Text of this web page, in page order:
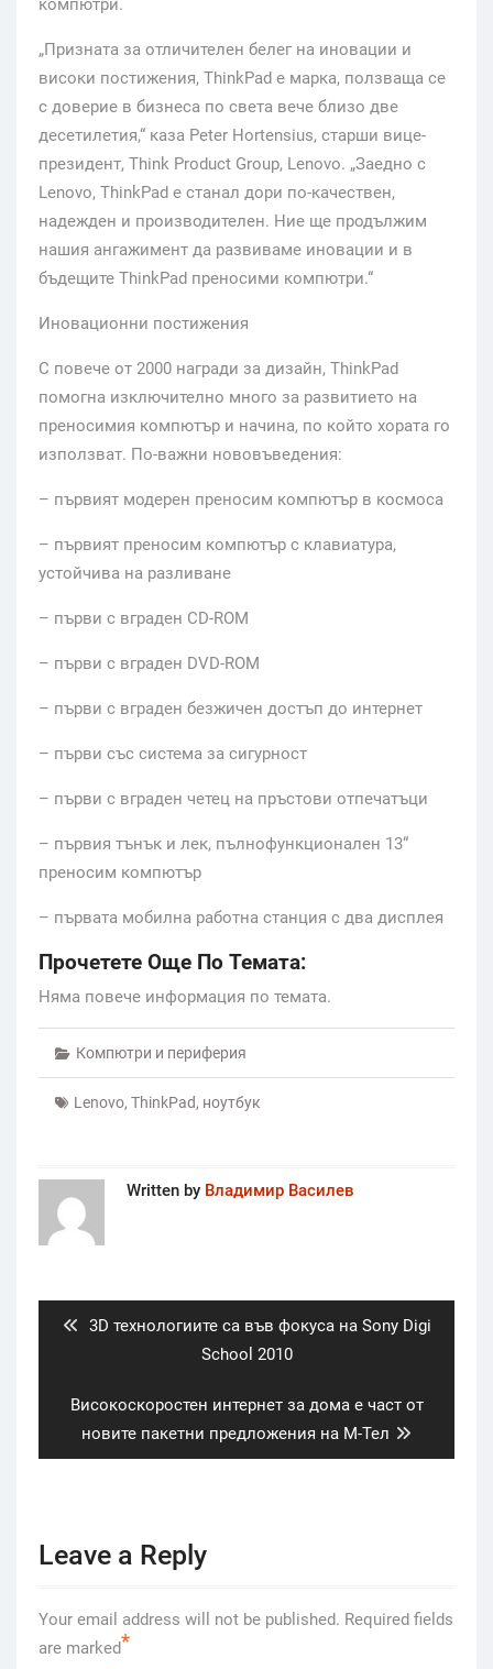
компютри.
„Призната за отличителен белег на иновации и
високи постижения, ThinkPad е марка, ползваща се
с доверие в бизнеса по света вече близо две
десетилетия,“ каза Peter Hortensius, старши вице-
президент, Think Product Group, Lenovo. „Заедно с
Lenovo, ThinkPad е станал дори по-качествен,
надежден и производителен. Ние ще продължим
нашия ангажимент да развиваме иновации и в
бъдещите ThinkPad преносими компютри.“
Иновационни постижения
С повече от 2000 награди за дизайн, ThinkPad
помогна изключително много за развитието на
преносимия компютър и начина, по който хората го
използват. По-важни нововъведения:
– първият модерен преносим компютър в космоса
– първият преносим компютър с клавиатура,
устойчива на разливане
– първи с вграден CD-ROM
– първи с вграден DVD-ROM
– първи с вграден безжичен достъп до интернет
– първи със система за сигурност
– първи с вграден четец на пръстови отпечатъци
– първия тънък и лек, пълнофункционален 13“
преносим компютър
– първата мобилна работна станция с два дисплея
Прочетете Още По Темата:
Няма повече информация по темата.
Компютри и периферия
Lenovo, ThinkPad, ноутбук
Written by Владимир Василев
Previous
3D технологиите са във фокуса на Sony Digi
School 2010
Next
post:
Високоскоростен интернет за дома е част от
новите пакетни предложения на М-Тел
Leave a Reply
Your email address will not be published. Required fields
are marked*